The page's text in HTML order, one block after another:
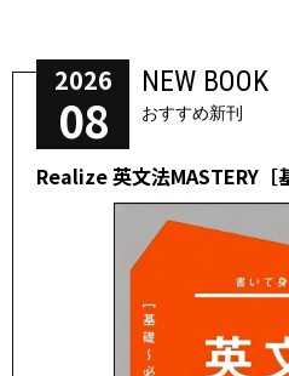
2026
08
NEW BOOK
おすすめ新刊
Realize 英文法MASTERY［